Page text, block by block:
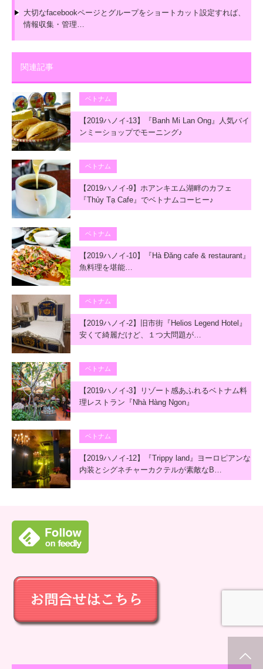
大切なfacebookページとグループをショートカット設定すれば、
情報収集・管理…
関連記事
ベトナム
【2019ハノイ-13】『Banh Mi Lan Ong』人気バイ
ンミーショップでモーニング♪
ベトナム
【2019ハノイ-9】ホアンキエム湖畔のカフェ
『Thủy Tạ Cafe』でベトナムコーヒー♪
ベトナム
【2019ハノイ-10】『Hà Đăng cafe & restaurant』
魚料理を堪能…
ベトナム
【2019ハノイ-2】旧市街『Helios Legend Hotel』
安くて綺麗だけど、１つ大問題が…
ベトナム
【2019ハノイ-3】リゾート感あふれるベトナム料
理レストラン『Nhà Hàng Ngon』
ベトナム
【2019ハノイ-12】『Trippy land』ヨーロピアンな
内装とシグネチャーカクテルが素敵なB…
お問合せ